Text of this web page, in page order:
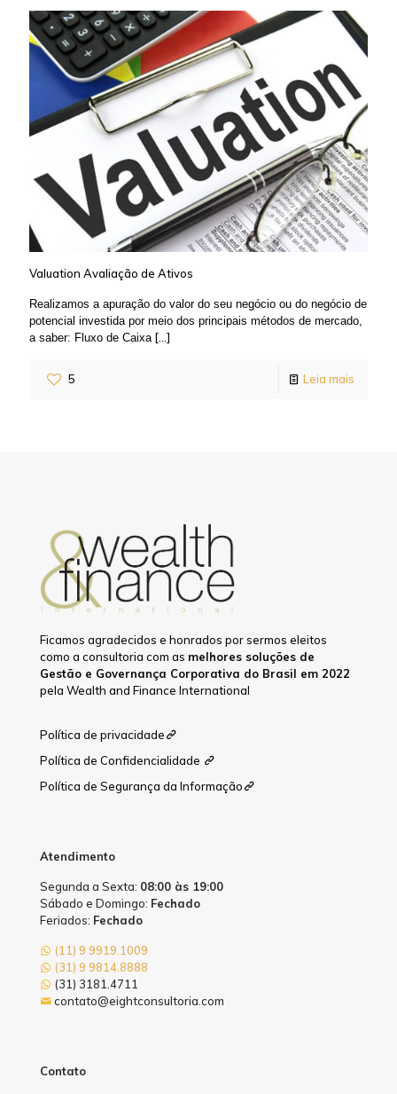
Valuation Avaliação de Ativos
Realizamos a apuração do valor do seu negócio ou do negócio de
potencial investida por meio dos principais métodos de mercado,
a saber: Fluxo de Caixa […]
5 Leia mais
Ficamos agradecidos e honrados por sermos eleitos
como a consultoria com as melhores soluções de
Gestão e Governança Corporativa do Brasil em 2022
pela Wealth and Finance International
Política de privacidade
Política de Confidencialidade
Política de Segurança da Informação
Atendimento
Segunda a Sexta: 08:00 às 19:00
Sábado e Domingo: Fechado
Feriados: Fechado
(11) 9 9919.1009
(31) 9 9814.8888
(31) 3181.4711
contato@eightconsultoria.com
Contato